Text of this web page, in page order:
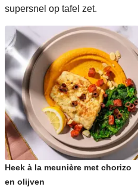
supersnel op tafel zet.
Heek à la meunière met chorizo
en olijven